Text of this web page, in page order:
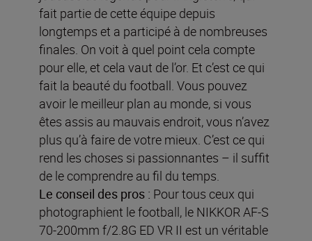
fait partie de cette équipe depuis
longtemps et a participé à de nombreuses
finales. On voit à quel point cela compte
pour elle, et cela vaut de l’or. Et c’est ce qui
fait la beauté du football. Vous pouvez
avoir le meilleur plan au monde, si vous
êtes assis au mauvais endroit, vous n’avez
plus qu’à faire de votre mieux. C’est ce qui
rend les choses si passionnantes – il suffit
de le comprendre au fil du temps.
Le conseil des pros : Pour tous ceux qui
photographient le football, le NIKKOR AF-S
70-200mm f/2.8G ED VR II est un véritable